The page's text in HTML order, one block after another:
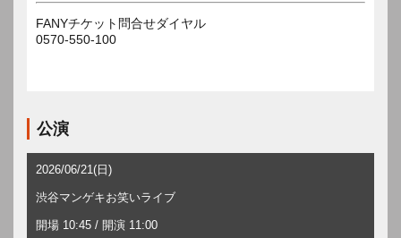
FANYチケット問合せダイヤル
0570-550-100
公演
2026/06/21(日)
渋谷マンゲキお笑いライブ
開場 10:45 / 開演 11:00